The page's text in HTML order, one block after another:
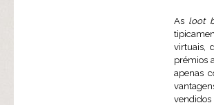
As loot
virtuais,
prémios
apenas